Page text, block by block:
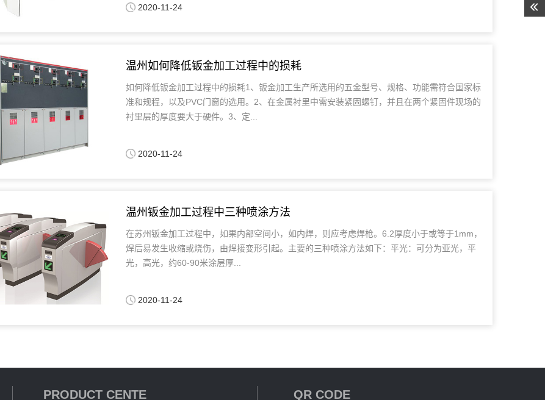
2020-11-24
温州如何降低钣金加工过程中的损耗
如何降低钣金加工过程中的损耗1、钣金加工生产所选用的五金型号、规格、功能需符合国家标
准和规程，以及PVC门窗的选用。2、在金属衬里中需安装紧固螺钉，并且在两个紧固件现场的
衬里层的厚度要大于硬件。3、定...
2020-11-24
温州钣金加工过程中三种喷涂方法
在苏州钣金加工过程中，如果内部空间小，如内焊，则应考虑焊枪。6.2厚度小于或等于1mm，
焊后易发生收缩或烧伤，由焊接变形引起。主要的三种喷涂方法如下：平光：可分为亚光，平
光，高光，约60-90米涂层厚...
2020-11-24
PRODUCT CENTE QR CODE